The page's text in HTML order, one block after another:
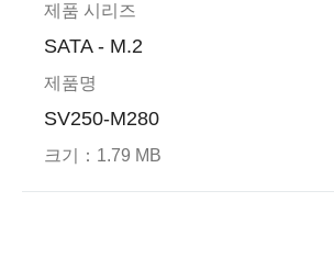
제품 시리즈
SATA - M.2
제품명
SV250-M280
크기： 1.79 MB
End-to-end Data
공장 자동화 성공 사례